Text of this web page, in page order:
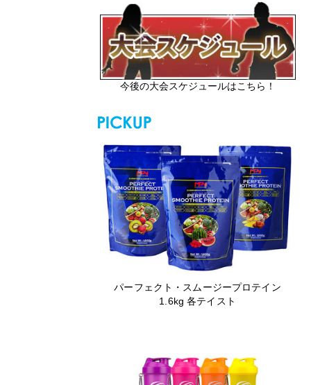
今後の大会スケジュールはこちら！
パーフェクト・スムージープロテイン
1.6kg 各テイスト